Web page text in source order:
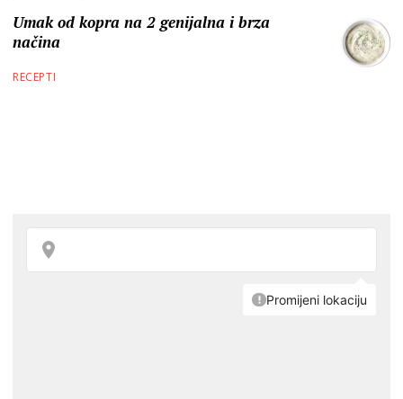
Umak od kopra na 2 genijalna i brza
načina
RECEPTI